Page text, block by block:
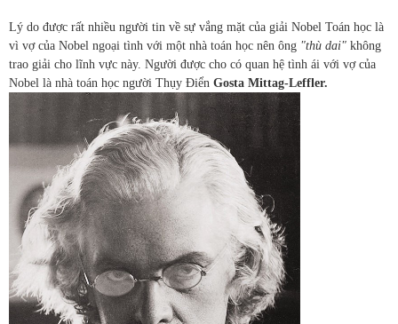
Lý do được rất nhiều người tin về sự vắng mặt của giải Nobel Toán học là
vì vợ của Nobel ngoại tình với một nhà toán học nên ông "thù dai" không
trao giải cho lĩnh vực này. Người được cho có quan hệ tình ái với vợ của
Nobel là nhà toán học người Thụy Điển Gosta Mittag-Leffler.